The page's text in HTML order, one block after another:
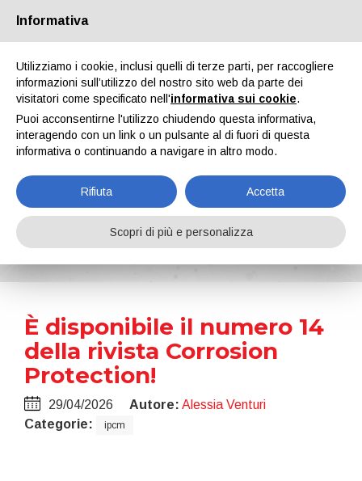
Chi siamo Partners Contatti Area riservata
News
Home Notizie È disponibile il numero 14 della rivista Corrosion Protection!
È disponibile il numero 14
della rivista Corrosion
Protection!
29/04/2026 Autore: Alessia Venturi
Categorie:
ipcm
Informativa
Utilizziamo i cookie, inclusi quelli di terze parti, per raccogliere
informazioni sull’utilizzo del nostro sito web da parte dei
visitatori come specificato nell'informativa sui cookie.
Puoi acconsentirne l'utilizzo chiudendo questa informativa,
interagendo con un link o un pulsante al di fuori di questa
informativa o continuando a navigare in altro modo.
Rifiuta Accetta
Scopri di più e personalizza